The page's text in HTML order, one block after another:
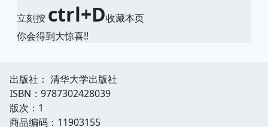
立刻按 ctrl+D收藏本页
你会得到大惊喜!!
出版社： 清华大学出版社
ISBN：9787302428039
版次：1
商品编码：11903155